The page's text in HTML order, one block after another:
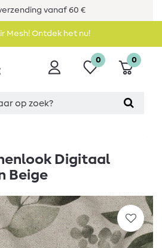
vanaf 60 €
Mesh! Ontdek het nu!
0 0
Digitaal
Beige